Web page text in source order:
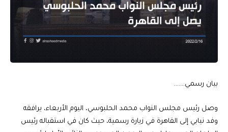
بيان رسمي…….
وصل رئيس مجلس النواب محمد الحلبوسي، اليوم الأربعاء، يرافقه
وفد نيابي إلى القاهرة في زيارة رسمية، حيث كان في استقباله رئيس